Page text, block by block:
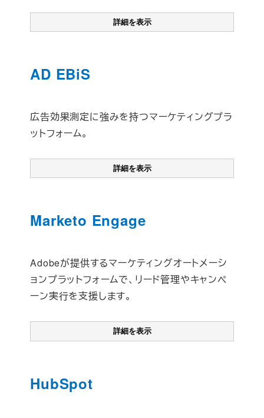
詳細を表示
AD EBiS
広告効果測定に強みを持つマーケティングプラ
ットフォーム。
詳細を表示
Marketo Engage
Adobeが提供するマーケティングオートメーシ
ョンプラットフォームで、リード管理やキャンペ
ーン実行を支援します。
詳細を表示
HubSpot